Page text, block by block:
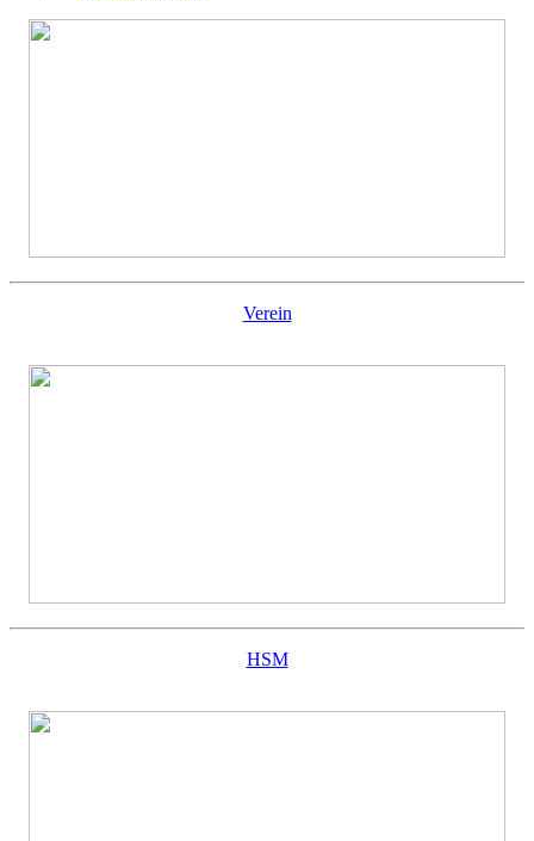
Verein
HSM